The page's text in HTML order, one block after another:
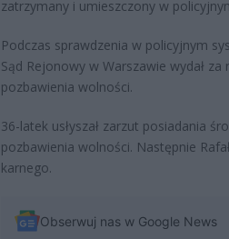
zatrzymany i umieszczony w
Podczas sprawdzenia w policyjnym
Sąd Rejonowy w Warszawie wydał
pozbawienia wolności.
36-latek usłyszał zarzut posiadania
pozbawienia wolności. Następnie
karnego.
Obserwuj nas w Google News